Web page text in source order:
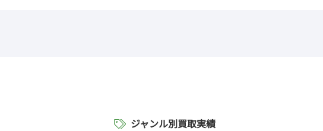
ジャンル別買取実績